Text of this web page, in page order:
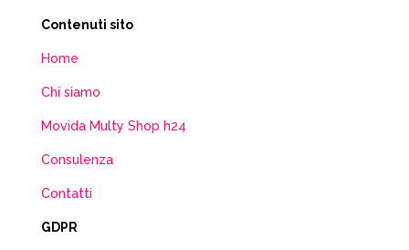
Contenuti sito
Home
Chi siamo
Movida Multy Shop h24
Consulenza
Contatti
GDPR